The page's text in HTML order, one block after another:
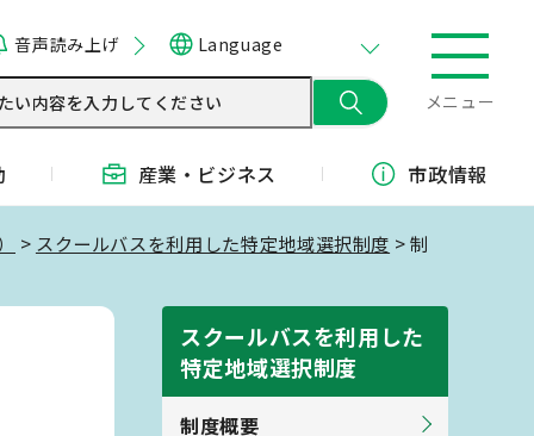
音声読み上げ Language
メニュー
産業・ ビジネス 市政情報
> スクールバスを利用した特定地域選択制度 > 制
スクールバスを利用した
特定地域選択制度
制度概要